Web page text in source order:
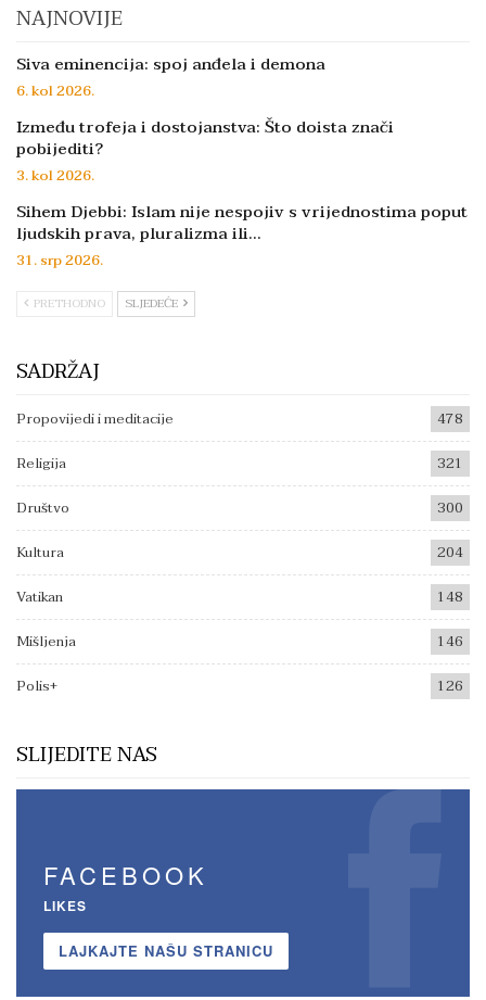
NAJNOVIJE
Siva eminencija: spoj anđela i demona
6. kol 2026.
Između trofeja i dostojanstva: Što doista znači
pobijediti?
3. kol 2026.
Sihem Djebbi: Islam nije nespojiv s vrijednostima poput
ljudskih prava, pluralizma ili…
31. srp 2026.
PRETHODNO SLJEDEĆE
SADRŽAJ
Propovijedi i meditacije
478
Religija
321
Društvo
300
Kultura
204
Vatikan
148
Mišljenja
146
Polis+
126
SLIJEDITE NAS
FACEBOOK
LIKES
LAJKAJTE NAŠU STRANICU